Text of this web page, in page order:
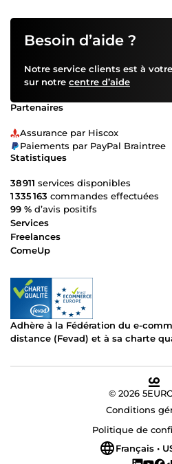
Besoin d’aide ?
Notre service clients est à
sur notre centre d’aide
Partenaires
Assurance par Hiscox
Paiements par PayPal Braintree
Statistiques
38 911 services disponibles
1 335 163 commandes effectuées
99 % d’avis positifs
Services
Freelances
ComeUp
Adhère à la Fédération du e-
distance (Fevad) et à sa charte
© 2026
Conditions
Politique de
Français •